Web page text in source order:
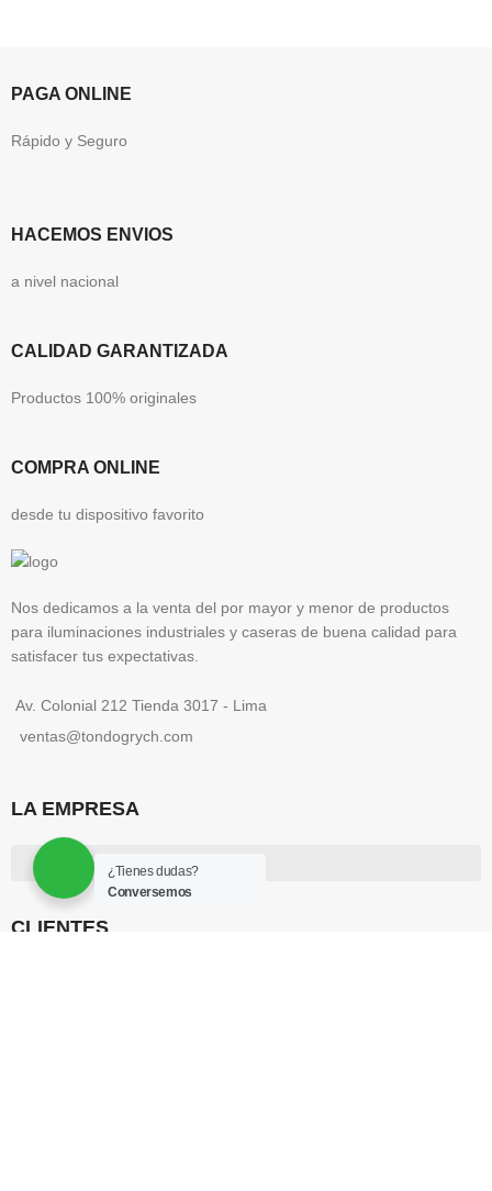
PAGA ONLINE
Rápido y Seguro
HACEMOS ENVIOS
a nivel nacional
CALIDAD GARANTIZADA
Productos 100% originales
COMPRA ONLINE
desde tu dispositivo favorito
Nos dedicamos a la venta del por mayor y menor de productos
para iluminaciones industriales y caseras de buena calidad para
satisfacer tus expectativas.
Av. Colonial 212 Tienda 3017 - Lima
ventas@tondogrych.com
LA EMPRESA
CLIENTES
¿Tienes dudas?
Conversemos